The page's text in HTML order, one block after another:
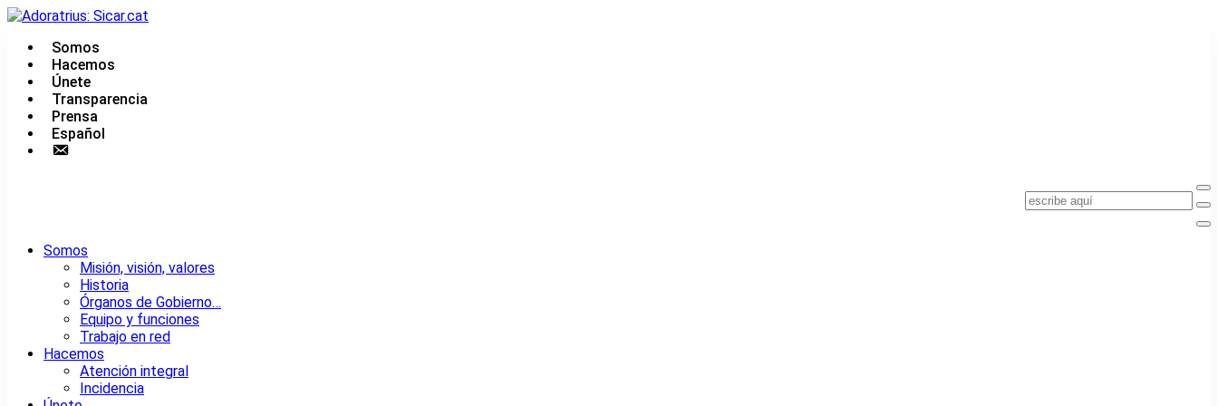
Saltar
contenido
Urgencias: 679 654 088
Somos
Hacemos
Únete
Transparencia
Prensa
Español
Contacto
Somos
Misión, visión, valores
Historia
Órganos de Gobierno…
Equipo y funciones
Trabajo en red
Hacemos
Atención integral
Incidencia